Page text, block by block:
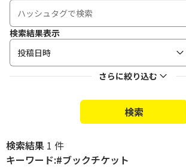
検索結果表示
投稿日時
さらに絞り込む
検索
検索結果 1 件
キーワード:#ブックチケット